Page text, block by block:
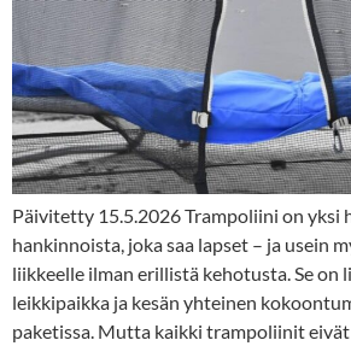
Päivitetty 15.5.2026 Trampoliini on yksi
hankinnoista, joka saa lapset – ja usein
liikkeelle ilman erillistä kehotusta. Se on
leikkipaikka ja kesän yhteinen
paketissa. Mutta kaikki trampoliinit eivät